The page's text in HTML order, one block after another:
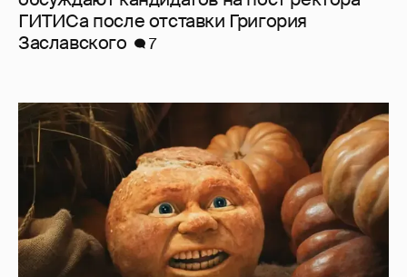
"Невероятный идиотизм". Иноагент
Зинаида Пронченко раскритиковала
создателей "Колобка"
13